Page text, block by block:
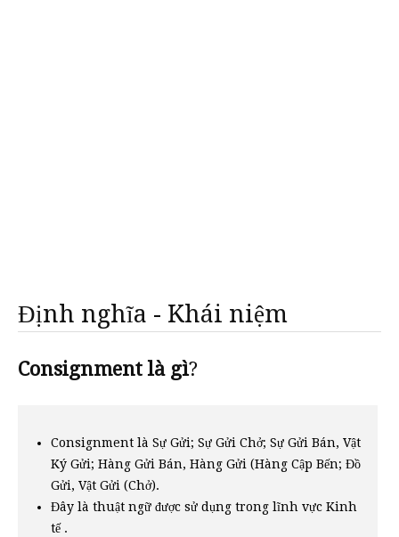
Định nghĩa - Khái niệm
Consignment là gì?
Consignment là Sự Gửi; Sự Gửi Chở; Sự Gửi Bán, Vật
Ký Gửi; Hàng Gửi Bán, Hàng Gửi (Hàng Cập Bến; Đồ
Gửi, Vật Gửi (Chở).
Đây là thuật ngữ được sử dụng trong lĩnh vực Kinh
tế .